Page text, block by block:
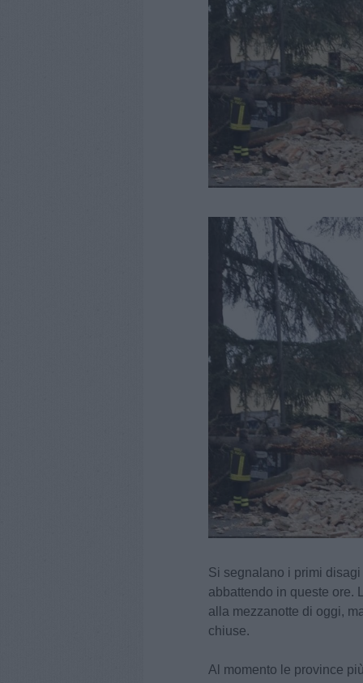
Si segnalano i primi
abbattendo in queste ore.
alla mezzanotte di oggi,
chiuse.
Al momento le province